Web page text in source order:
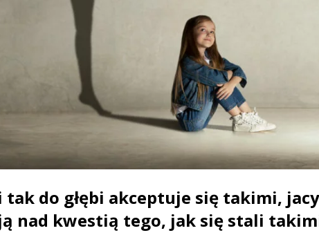
tak do głębi akceptuje się takimi,
nad kwestią tego, jak się stali